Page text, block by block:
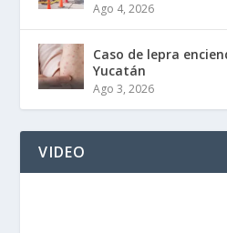
Ago 4, 2026
Caso de lepra
Yucatán
Ago 3, 2026
VIDEO